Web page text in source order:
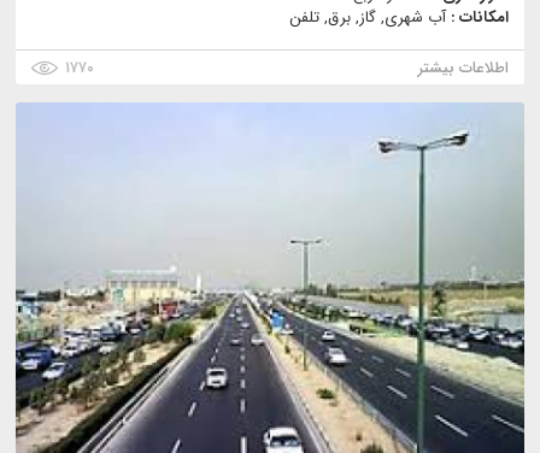
امکانات :آب شهری, گاز, برق, تلفن
اطلاعات بیشتر
۱۷۷۰